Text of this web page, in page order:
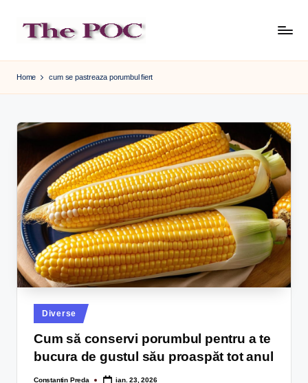
content
Home cum se pastreaza porumbul fiert
Diverse
Cum să conservi porumbul pentru a te
bucura de gustul său proaspăt tot anul
Constantin Preda ian. 23, 2026